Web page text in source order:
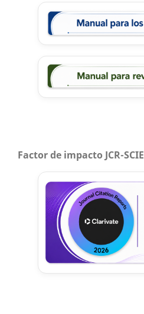
Factor de impacto JCR-SCIE